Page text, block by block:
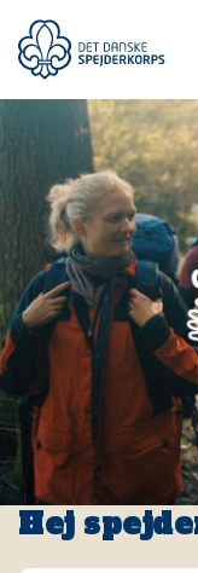
hovedindhold
Hej